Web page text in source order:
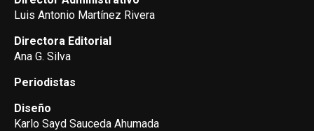
Luis Antonio Martínez Rivera
Directora Editorial
Ana G. Silva
Periodistas
Diseño
Karlo Sayd Sauceda Ahumada